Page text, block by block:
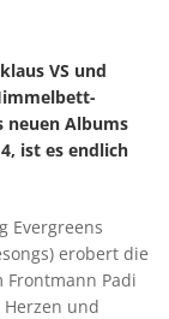
VS und
neuen Albums
ist es endlich
Evergreens
erobert die
Padi
und